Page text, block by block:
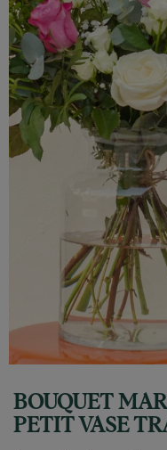
BOUQUET
PETIT VASE